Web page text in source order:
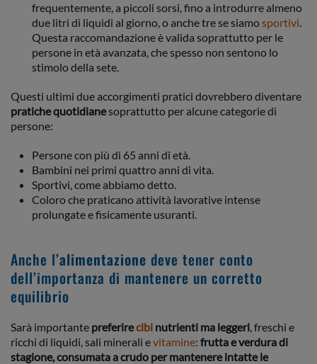
frequentemente, a piccoli sorsi, fino a introdurre almeno
due litri di liquidi al giorno, o anche tre se siamosportivi.
Questa raccomandazione è valida soprattutto per le
persone in età avanzata, che spesso non sentono lo
stimolo della sete.
Questi ultimi due accorgimenti pratici dovrebbero diventare
pratiche quotidianesoprattutto per alcune categorie di
persone:
Persone con più di 65 anni di età.
Bambini nei primi quattro anni di vita.
Sportivi, come abbiamo detto.
Coloro che praticano attività lavorative intense
prolungate e fisicamente usuranti.
Anche l’alimentazione deve tener conto
dell’importanza di mantenere un corretto
equilibrio
Sarà importante preferirecibi nutrienti ma leggeri, freschi e
ricchi di liquidi, sali minerali evitamine: frutta e verdura di
stagione, consumata a crudo per mantenere intatte le